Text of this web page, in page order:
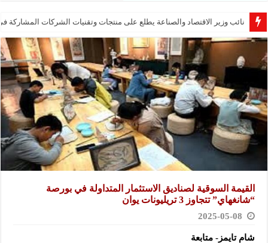
نائب وزير الاقتصاد والصناعة يطلع على منتجات وتقنيات الشركات المشاركة في
القيمة السوقية لصناديق الاستثمار المتداولة في بورصة
“شانغهاي” تتجاوز 3 تريليونات يوان
2025-05-08
شام تايمز- متابعة